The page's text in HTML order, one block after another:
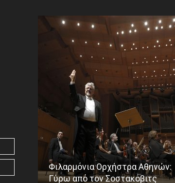
Φιλαρμόνια Ορχήστρα Αθηνών:
Γύρω από τον Σοστακόβιτς